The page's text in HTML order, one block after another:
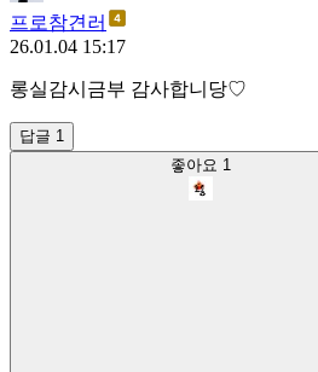
프로참견러
26.01.04 15:17
롱실감시금부 감사합니당♡
답글 1
좋아요 1